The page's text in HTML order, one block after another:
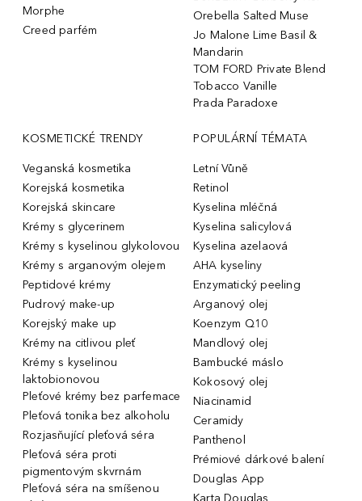
Morphe
Creed parfém
Orebella Salted Muse
Jo Malone Lime Basil &
Mandarin
TOM FORD Private Blend
Tobacco Vanille
Prada Paradoxe
KOSMETICKÉ TRENDY
Veganská kosmetika
Korejská kosmetika
Korejská skincare
Krémy s glycerinem
Krémy s kyselinou glykolovou
Krémy s arganovým olejem
Peptidové krémy
Pudrový make-up
Korejský make up
Krémy na citlivou pleť
Krémy s kyselinou
laktobionovou
Pleťové krémy bez parfemace
Pleťová tonika bez alkoholu
Rozjasňující pleťová séra
Pleťová séra proti
pigmentovým skvrnám
Pleťová séra na smíšenou
POPULÁRNÍ TÉMATA
Letní Vůně
Retinol
Kyselina mléčná
Kyselina salicylová
Kyselina azelaová
AHA kyseliny
Enzymatický peeling
Arganový olej
Koenzym Q10
Mandlový olej
Bambucké máslo
Kokosový olej
Niacinamid
Ceramidy
Panthenol
Prémiové dárkové balení
Douglas App
Karta Douglas